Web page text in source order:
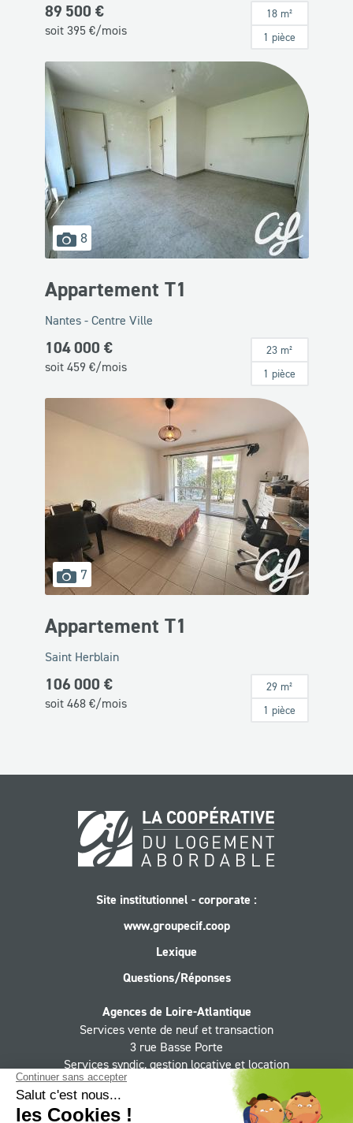
89 500 €
soit 395€/mois
18 m²
1 pièce
8images
disponibles
Appartement T1
Nantes - Centre Ville
104 000 €
soit 459€/mois
23 m²
1 pièce
7images
disponibles
Appartement T1
Saint Herblain
106 000 €
soit 468€/mois
29 m²
1 pièce
Site institutionnel - corporate :
www.groupecif.coop
Lexique
Questions/Réponses
Agences de Loire-Atlantique
Services vente de neuf et transaction
3 rue Basse Porte
Services syndic, gestion locative et location